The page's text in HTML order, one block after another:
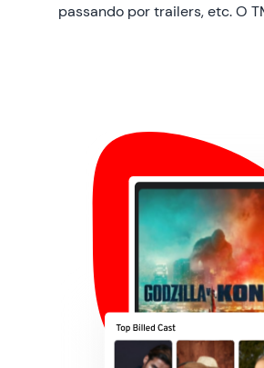
passando por trailers, etc. O